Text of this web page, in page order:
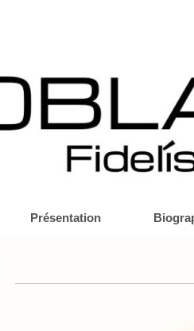
Présentation